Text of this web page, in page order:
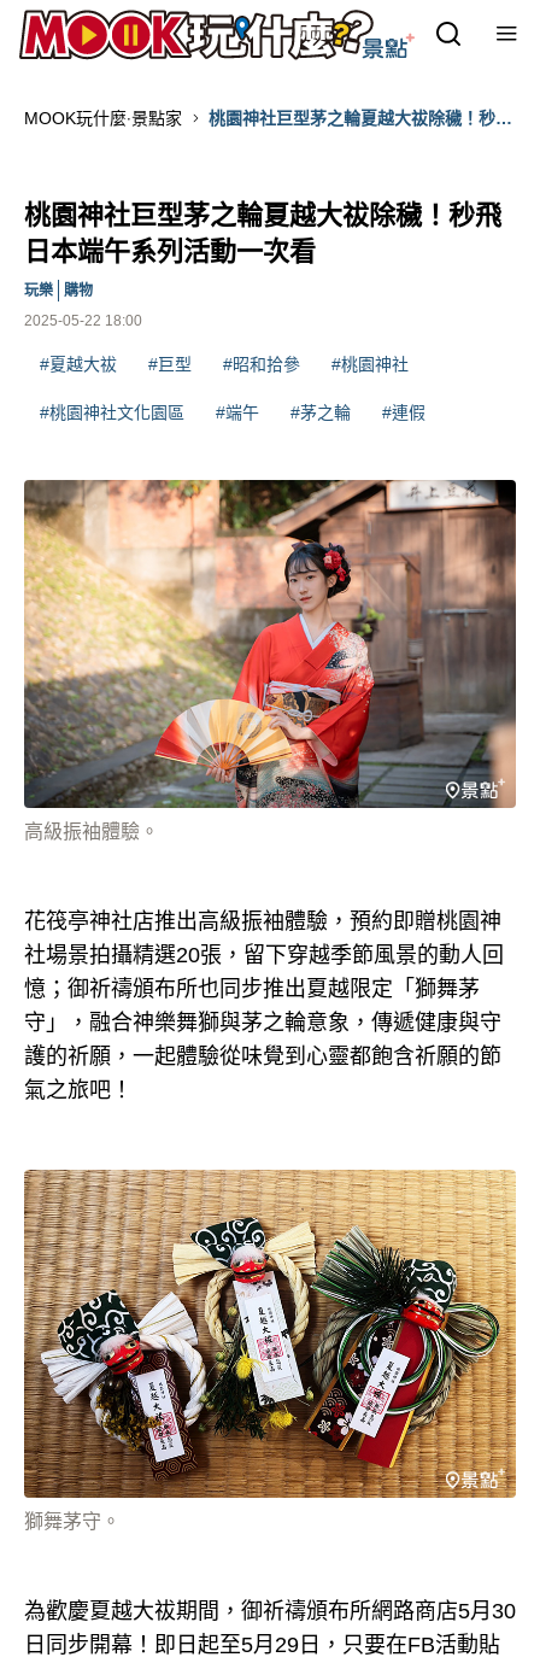
MOOK玩什麼‧景點家
桃園神社巨型茅之輪夏越大祓除穢！秒飛
桃園神社巨型茅之輪夏越大祓除穢！秒飛
日本端午系列活動一次看
2025-05-22 18:00
玩樂 購物
#夏越大祓 #巨型 #昭和拾參 #桃園神社
#桃園神社文化園區 #端午 #茅之輪 #連假
高級振袖體驗。
花筏亭神社店推出高級振袖體驗，預約即贈桃園神
社場景拍攝精選20張，留下穿越季節風景的動人回
憶；御祈禱頒布所也同步推出夏越限定「獅舞茅
守」，融合神樂舞獅與茅之輪意象，傳遞健康與守
護的祈願，一起體驗從味覺到心靈都飽含祈願的節
氣之旅吧！
獅舞茅守。
為歡慶夏越大祓期間，御祈禱頒布所網路商店5月30
日同步開幕！即日起至5月29日，只要在FB活動貼